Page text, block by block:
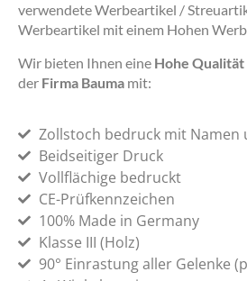
verwendete Werbeartikel /
Werbeartikel mit einem Hohen
Wir bieten Ihnen eine Hohe Qualität
der Firma Bauma mit:
Zollstoch bedruck mit Namen
Beidseitiger Druck
Vollflächige bedruckt
CE-Prüfkennzeichen
100% Made in Germany
Klasse III (Holz)
90° Einrastung aller Gelenke